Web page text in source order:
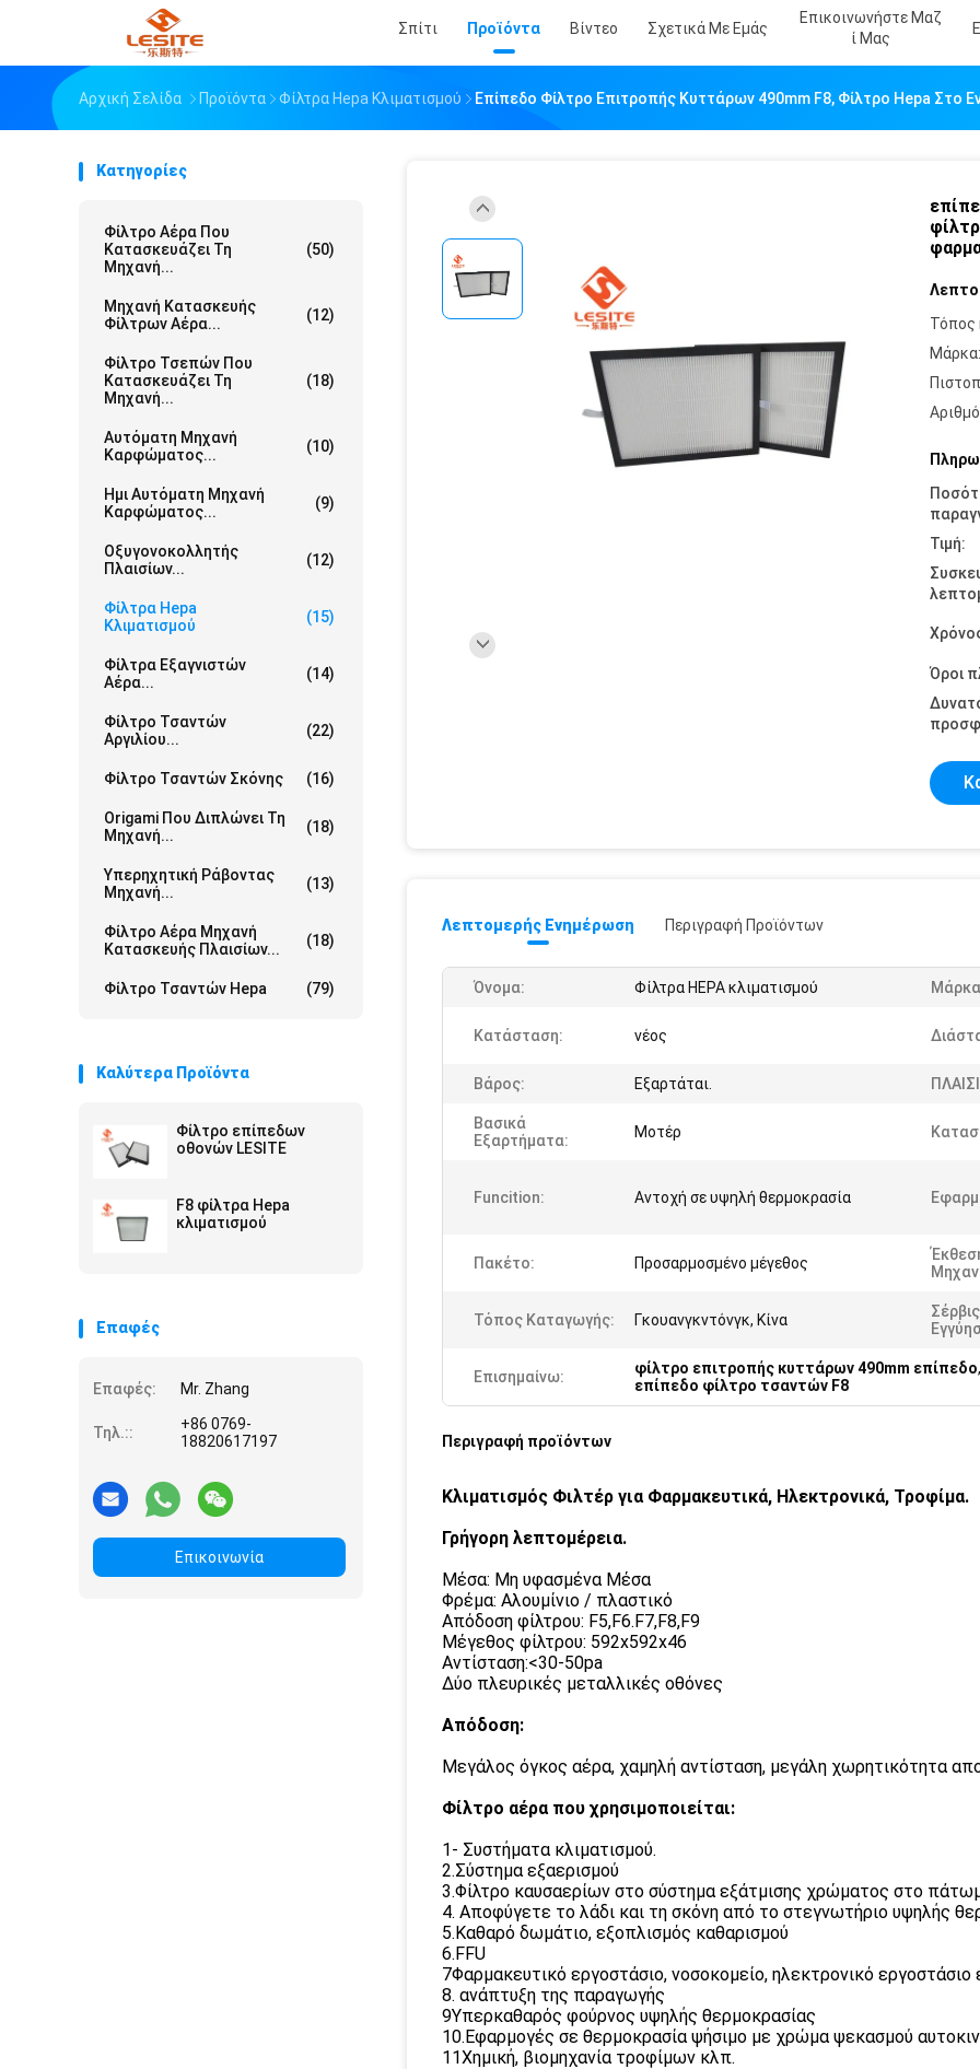
Σπίτι Προϊόντα Βίντεο Σχετικά Με Εμάς
Επικοινωνήστε Μαζ
Ί Μας
Αρχική Σελίδα Προϊόντα Φίλτρα Hepa Κλιματισμού Επίπεδο Φίλτρο Επιτροπής Κυττάρων 490mm F8, Φίλτρο Hepa Στο
Κατηγορίες
Φίλτρο Αέρα Που
Κατασκευάζει Τη
Μηχανή...
(50)
Μηχανή Κατασκευής
Φίλτρων Αέρα...
(12)
Φίλτρο Τσεπών Που
Κατασκευάζει Τη
Μηχανή...
(18)
Αυτόματη Μηχανή
Καρφώματος...
(10)
Ημι Αυτόματη Μηχανή
Καρφώματος...
(9)
Οξυγονοκολλητής
Πλαισίων...
(12)
Φίλτρα Hepa
Κλιματισμού
(15)
Φίλτρα Εξαγνιστών
Αέρα...
(14)
Φίλτρο Τσαντών
Αργιλίου...
(22)
Φίλτρο Τσαντών Σκόνης (16)
Origami Που Διπλώνει Τη
Μηχανή...
(18)
Υπερηχητική Ράβοντας
Μηχανή...
(13)
Φίλτρο Αέρα Μηχανή
Κατασκευής Πλαισίων...
(18)
Φίλτρο Τσαντών Hepa (79)
Καλύτερα Προϊόντα
Φίλτρο επίπεδων
οθονών LESITE
F8 φίλτρα Hepa
κλιματισμού
Επαφές
Επαφές: Mr. Zhang
Τηλ.::
+86 0769-
18820617197
Επικοινωνία
Τόπος
Μάρκα:
Τιμή:
Όροι
Λεπτομερής Ενημέρωση Περιγραφή Προϊόντων
Όνομα: Φίλτρα HEPA κλιματισμού
Κατάσταση: νέος
Βάρος: Εξαρτάται.
Βασικά
Εξαρτήματα:
Μοτέρ
Funcition: Αντοχή σε υψηλή θερμοκρασία
Πακέτο: Προσαρμοσμένο μέγεθος
Τόπος Καταγωγής: Γκουανγκντόνγκ, Κίνα
Επισημαίνω: φίλτρο επιτροπής κυττάρων 490mm επίπεδο
επίπεδο φίλτρο τσαντών F8
Περιγραφή προϊόντων
Κλιματισμός Φιλτέρ για Φαρμακευτικά, Ηλεκτρονικά, Τροφίμα.
Γρήγορη λεπτομέρεια.
Μέσα: Μη υφασμένα Μέσα
Φρέμα: Αλουμίνιο / πλαστικό
Απόδοση φίλτρου: F5,F6.F7,F8,F9
Μέγεθος φίλτρου: 592x592x46
Αντίσταση:<30-50pa
Δύο πλευρικές μεταλλικές οθόνες
Απόδοση:
Μεγάλος όγκος αέρα, χαμηλή αντίσταση, μεγάλη χωρητικότητα
Φίλτρο αέρα που χρησιμοποιείται:
1- Συστήματα κλιματισμού.
2.Σύστημα εξαερισμού
3.Φίλτρο καυσαερίων στο σύστημα εξάτμισης χρώματος στο
4. Αποφύγετε το λάδι και τη σκόνη από το στεγνωτήριο υψηλής
5.Καθαρό δωμάτιο, εξοπλισμός καθαρισμού
6.FFU
7Φαρμακευτικό εργοστάσιο, νοσοκομείο, ηλεκτρονικό
8. ανάπτυξη της παραγωγής
9Υπερκαθαρός φούρνος υψηλής θερμοκρασίας
10.Εφαρμογές σε θερμοκρασία ψήσιμο με χρώμα ψεκασμού
11Χημική, βιομηχανία τροφίμων κλπ.